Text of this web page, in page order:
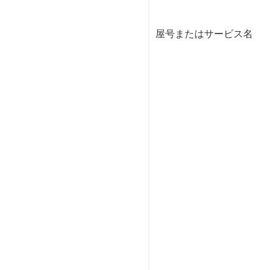
屋号またはサービス名